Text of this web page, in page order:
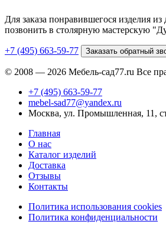
Для заказа понравившегося изделия из
позвонить в столярную мастерскую
+7 (495) 663-59-77 Заказать обратный
© 2008 — 2026 Мебель-сад77.ru Все
+7 (495) 663-59-77
mebel-sad77@yandex.ru
Москва, ул. Промышленная, 11,
Главная
О нас
Каталог изделий
Доставка
Отзывы
Контакты
Политика использования cookies
Политика конфиденциальности